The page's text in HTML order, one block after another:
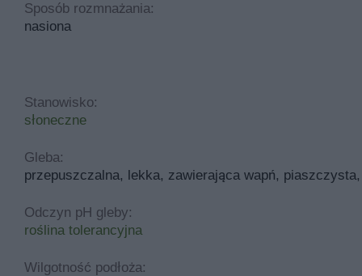
Sposób rozmnażania:
nasiona
Stanowisko:
słoneczne
Gleba:
przepuszczalna, lekka, zawierająca wapń,
Odczyn pH gleby:
roślina tolerancyjna
Wilgotność podłoża: